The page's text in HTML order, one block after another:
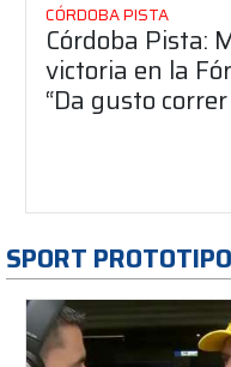
CÓRDOBA PISTA
Córdoba Pista:
victoria en la
“Da gusto
SPORT PROTOTIPO